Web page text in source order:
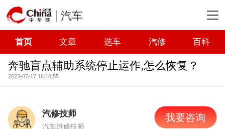
汽车
首页 文章 选车 汽修 百科
奔驰盲点辅助系统停止运作,怎么恢复？
2023-07-17 16:18:55
汽修技师
汽车维修技师
我要咨询